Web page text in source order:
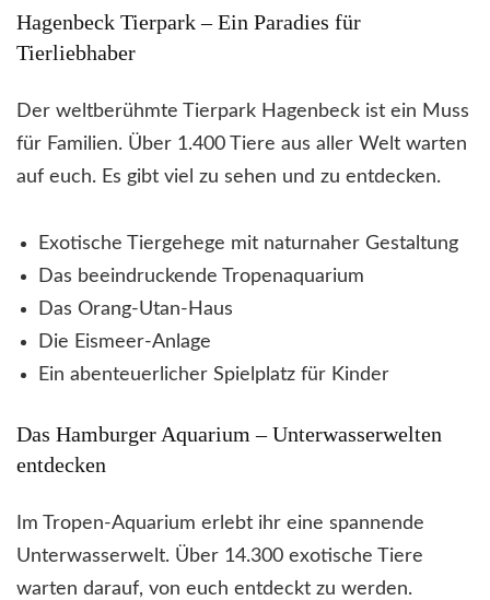
Hagenbeck Tierpark – Ein Paradies für
Tierliebhaber
Der weltberühmte Tierpark Hagenbeck ist ein Muss
für Familien. Über 1.400 Tiere aus aller Welt warten
auf euch. Es gibt viel zu sehen und zu entdecken.
Exotische Tiergehege mit naturnaher Gestaltung
Das beeindruckende Tropenaquarium
Das Orang-Utan-Haus
Die Eismeer-Anlage
Ein abenteuerlicher Spielplatz für Kinder
Das Hamburger Aquarium – Unterwasserwelten
entdecken
Im Tropen-Aquarium erlebt ihr eine spannende
Unterwasserwelt. Über 14.300 exotische Tiere
warten darauf, von euch entdeckt zu werden.